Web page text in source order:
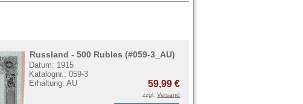
Siehier.
Russland - 500 Rubles (#059-3_AU)
Datum: 1915
Katalognr.: 059-3
Erhaltung: AU
59,99 €
zzgl. Versand